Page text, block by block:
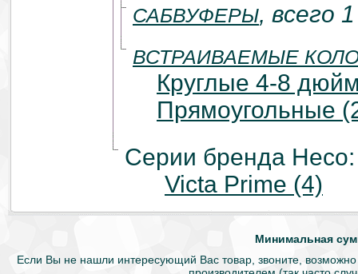
САБВУФЕРЫ, всего
ВСТРАИВАЕМЫЕ
Круглые 4-8
Прямоугольные
Серии бренда
Victa Prime (4)
Минимальная
Если Вы не нашли интересующий Вас товар, звоните,